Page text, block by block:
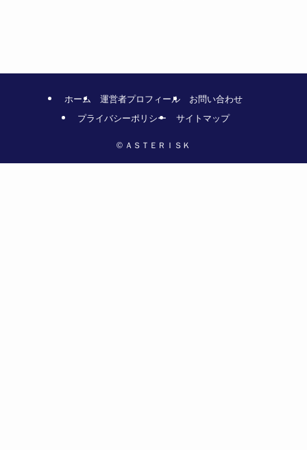
ホーム 運営者プロフィール
お問い合わせ
プライバシーポリシー
サイトマップ
© ＡＳＴＥＲＩＳＫ